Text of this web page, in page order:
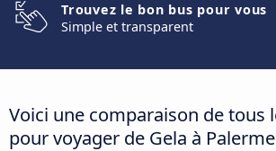
Trouvez le bon bus pour vous
Simple et transparent
Voici une comparaison de tous
pour voyager de Gela à Palerme